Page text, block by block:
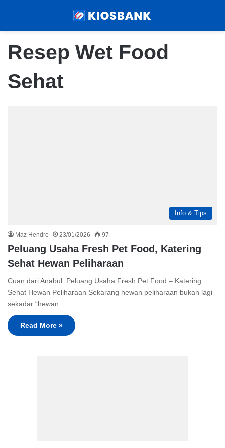
Resep Wet Food
Sehat
Info & Tips
Maz Hendro 23/01/2026 97
Peluang Usaha Fresh Pet Food, Katering
Sehat Hewan Peliharaan
Cuan dari Anabul: Peluang Usaha Fresh Pet Food – Katering
Sehat Hewan Peliharaan Sekarang hewan peliharaan bukan lagi
sekadar “hewan…
Read More »